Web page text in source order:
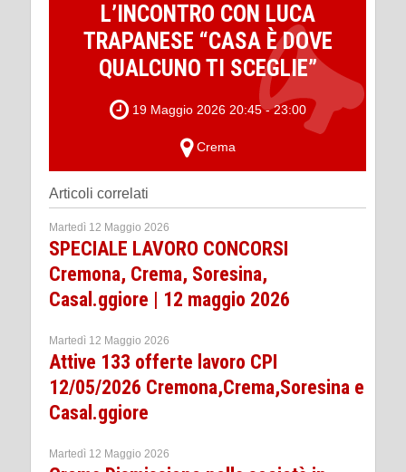
L’INCONTRO CON LUCA
TRAPANESE “CASA È DOVE
QUALCUNO TI SCEGLIE”
19 Maggio 2026 20:45 - 23:00
Crema
Articoli correlati
Martedì 12 Maggio 2026
SPECIALE LAVORO CONCORSI
Cremona, Crema, Soresina,
Casal.ggiore | 12 maggio 2026
Martedì 12 Maggio 2026
Attive 133 offerte lavoro CPI
12/05/2026 Cremona,Crema,Soresina e
Casal.ggiore
Martedì 12 Maggio 2026